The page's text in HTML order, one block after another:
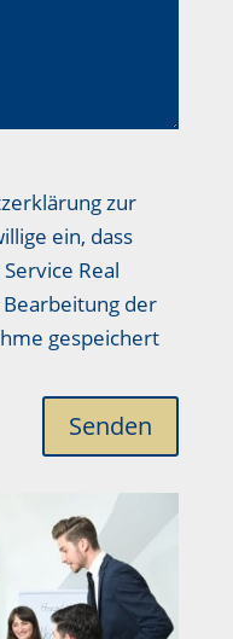
zur
ein, dass
Real
Bearbeitung der
gespeichert
Senden